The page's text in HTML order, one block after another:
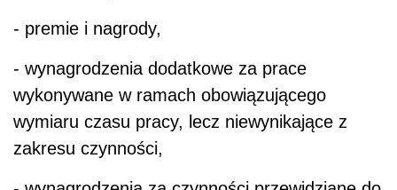
- premie i nagrody,
- wynagrodzenia dodatkowe za prace
wykonywane w ramach obowiązującego
wymiaru czasu pracy, lecz niewynikające z
zakresu czynności,